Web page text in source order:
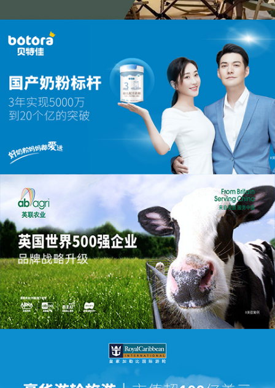
山扉 | 品牌全案策划
首年实现从0到2亿的破局之路
贝特佳 | 奶粉品牌全案策划
实现从5000万到20亿的飞跃